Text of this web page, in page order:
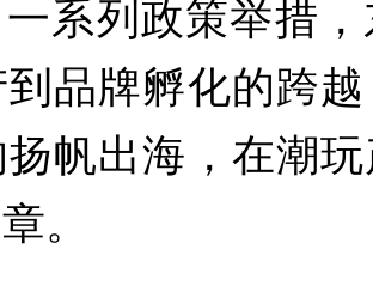
系列政策举措
品牌孵化的跨
帆出海，在潮
。